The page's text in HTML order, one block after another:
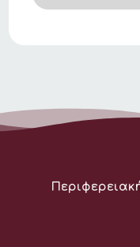
Διεύθυνση: